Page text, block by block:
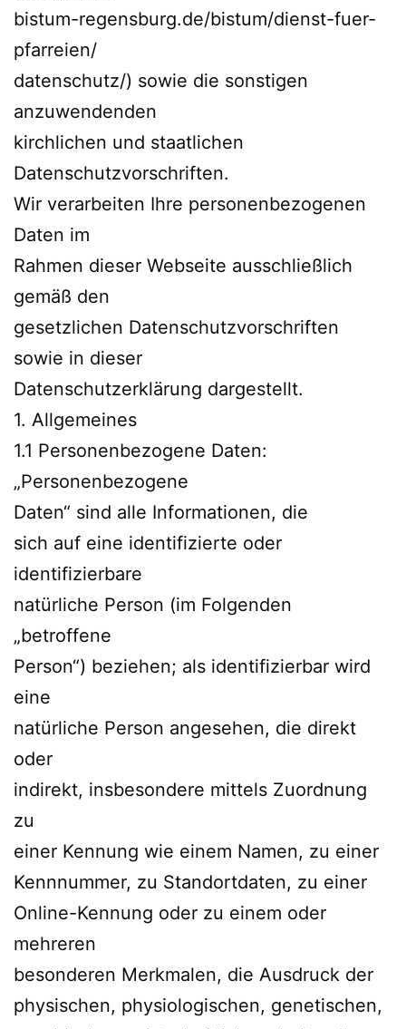
bistum-regensburg.de/bistum/dienst-fuer-
pfarreien/
datenschutz/) sowie die sonstigen
anzuwendenden
kirchlichen und staatlichen
Datenschutzvorschriften.
Wir verarbeiten Ihre personenbezogenen
Daten im
Rahmen dieser Webseite ausschließlich
gemäß den
gesetzlichen Datenschutzvorschriften
sowie in dieser
Datenschutzerklärung dargestellt.
1. Allgemeines
1.1 Personenbezogene Daten:
„Personenbezogene
Daten“ sind alle Informationen, die
sich auf eine identifizierte oder
identifizierbare
natürliche Person (im Folgenden
„betroffene
Person“) beziehen; als identifizierbar wird
eine
natürliche Person angesehen, die direkt
oder
indirekt, insbesondere mittels Zuordnung
zu
einer Kennung wie einem Namen, zu einer
Kennnummer, zu Standortdaten, zu einer
Online-Kennung oder zu einem oder
mehreren
besonderen Merkmalen, die Ausdruck der
physischen, physiologischen, genetischen,